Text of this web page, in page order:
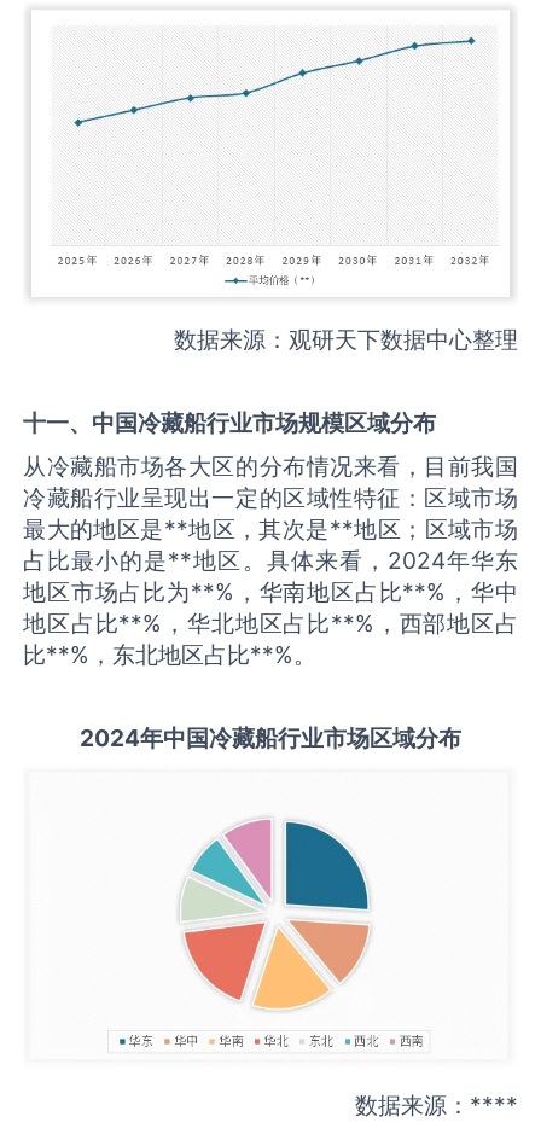
数据来源：观研天下数据中心整理
十一、中国冷藏船行业市场规模区域分布
从冷藏船市场各大区的分布情况来看，目前我国
冷藏船行业呈现出一定的区域性特征：区域市场
最大的地区是**地区，其次是**地区；区域市场
占比最小的是**地区。具体来看，2024年华东
地区市场占比为**%，华南地区占比**%，华中
地区占比**%，华北地区占比**%，西部地区占
比**%，东北地区占比**%。
2024年中国冷藏船行业市场区域分布
数据来源：****